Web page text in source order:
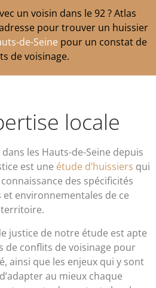
un voisin dans le 92 ? Atlas
pour trouver un huissier
de-Seine pour un constat de
de voisinage.
locale
les Hauts-de-Seine depuis
est une étude d’huissiers qui
des spécificités
environnementales de ce
territoire.
justice de notre étude est apte
de conflits de voisinage pour
ainsi que les enjeux qui y sont
au mieux chaque